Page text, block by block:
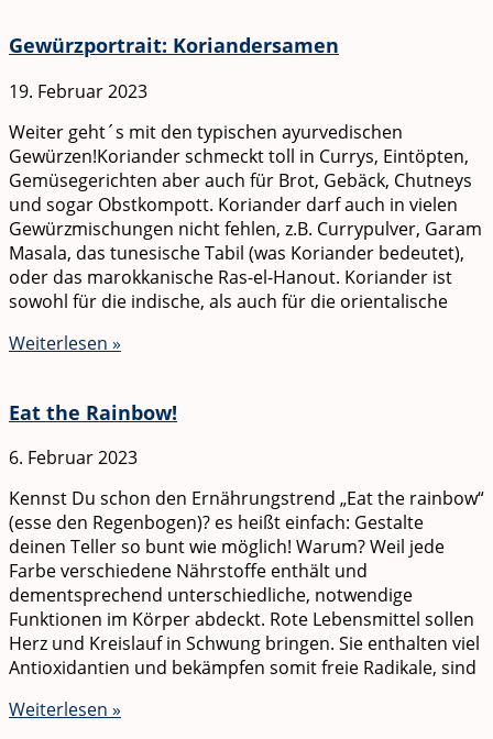
Gewürzportrait: Koriandersamen
19. Februar 2023
Weiter geht´s mit den typischen ayurvedischen
Gewürzen!Koriander schmeckt toll in Currys, Eintöpten,
Gemüsegerichten aber auch für Brot, Gebäck, Chutneys
und sogar Obstkompott. Koriander darf auch in vielen
Gewürzmischungen nicht fehlen, z.B. Currypulver, Garam
Masala, das tunesische Tabil (was Koriander bedeutet),
oder das marokkanische Ras-el-Hanout. Koriander ist
sowohl für die indische, als auch für die orientalische
Weiterlesen »
Eat the Rainbow!
6. Februar 2023
Kennst Du schon den Ernährungstrend „Eat the rainbow“
(esse den Regenbogen)? es heißt einfach: Gestalte
deinen Teller so bunt wie möglich! Warum? Weil jede
Farbe verschiedene Nährstoffe enthält und
dementsprechend unterschiedliche, notwendige
Funktionen im Körper abdeckt. Rote Lebensmittel sollen
Herz und Kreislauf in Schwung bringen. Sie enthalten viel
Antioxidantien und bekämpfen somit freie Radikale, sind
Weiterlesen »